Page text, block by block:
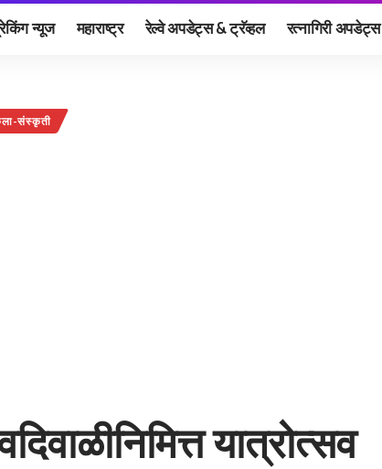
न्यूज महाराष्ट्र रेल्वे अपडेट्स & ट्रॅव्हल रत्नागिरी अपडेट्स
संस्कृती
यात्रोत्सव